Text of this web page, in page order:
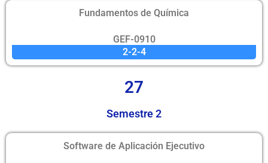
Fundamentos de Química
GEF-0910
2-2-4
27
Semestre 2
Software de Aplicación Ejecutivo